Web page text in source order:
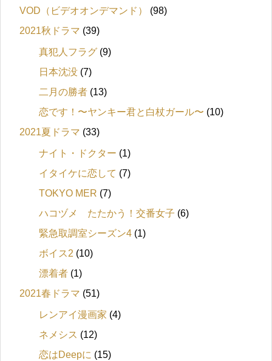
VOD（ビデオオンデマンド）
(98)
2021秋ドラマ (39)
真犯人フラグ (9)
日本沈没 (7)
二月の勝者 (13)
恋です！〜ヤンキー君と白杖ガール〜 (10)
2021夏ドラマ (33)
ナイト・ドクター (1)
イタイケに恋して (7)
TOKYO MER (7)
ハコヅメ たたかう！交番女子 (6)
緊急取調室シーズン4 (1)
ボイス2 (10)
漂着者 (1)
2021春ドラマ (51)
レンアイ漫画家 (4)
ネメシス (12)
恋はDeepに (15)